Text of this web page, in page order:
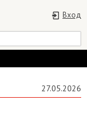
Вход
27.05.2026